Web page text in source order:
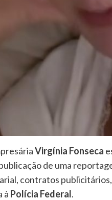
Virgínia Fonseca
de uma
contratos
à Polícia Federal.